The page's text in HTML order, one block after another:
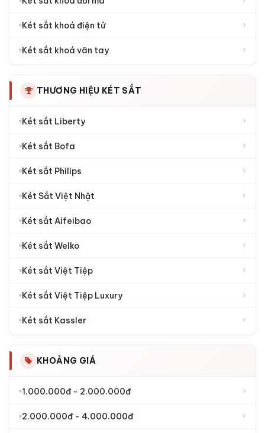
Két sắt khoá điện tử ›
Két sắt khoá vân tay ›
THƯƠNG HIỆU KÉT SẮT
Két sắt Liberty ›
Két sắt Bofa ›
Két sắt Philips ›
Két Sắt Việt Nhật ›
Két sắt Aifeibao ›
Két sắt Welko ›
Két sắt Việt Tiệp ›
Két sắt Việt Tiệp Luxury ›
Két sắt Kassler ›
KHOẢNG GIÁ
1.000.000đ - 2.000.000đ ›
2.000.000đ - 4.000.000đ ›